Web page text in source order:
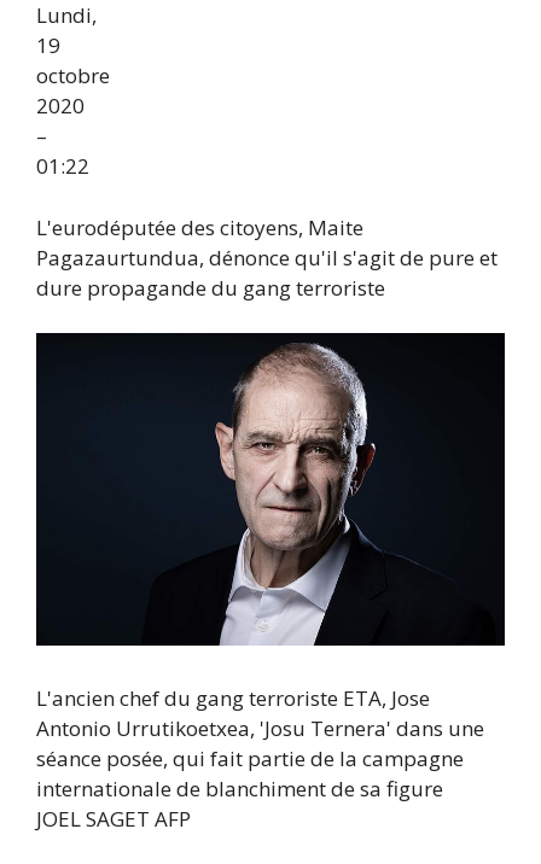
Lundi,
19
octobre
2020
–
01:22
L'eurodéputée des citoyens, Maite
Pagazaurtundua, dénonce qu'il s'agit de pure et
dure propagande du gang terroriste
L'ancien chef du gang terroriste ETA, Jose
Antonio Urrutikoetxea, 'Josu Ternera' dans une
séance posée, qui fait partie de la campagne
internationale de blanchiment de sa figure
JOEL SAGET AFP